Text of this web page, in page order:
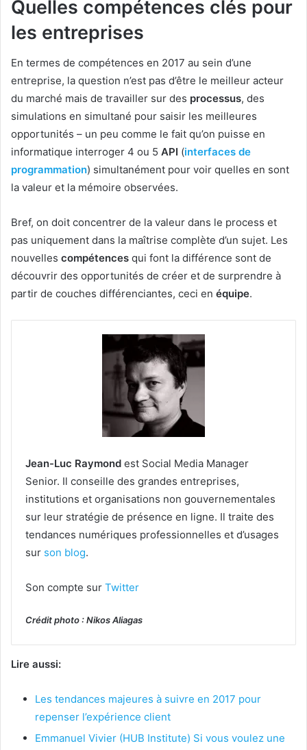
Quelles compétences clés pour
les entreprises
En termes de compétences en 2017 au sein d’une
entreprise, la question n’est pas d’être le meilleur acteur
du marché mais de travailler sur des processus, des
simulations en simultané pour saisir les meilleures
opportunités – un peu comme le fait qu’on puisse en
informatique interroger 4 ou 5 API (interfaces de
programmation) simultanément pour voir quelles en sont
la valeur et la mémoire observées.
Bref, on doit concentrer de la valeur dans le process et
pas uniquement dans la maîtrise complète d’un sujet. Les
nouvelles compétences qui font la différence sont de
découvrir des opportunités de créer et de surprendre à
partir de couches différenciantes, ceci en équipe.
Jean-Luc Raymond est Social Media Manager
Senior. Il conseille des grandes entreprises,
institutions et organisations non gouvernementales
sur leur stratégie de présence en ligne. Il traite des
tendances numériques professionnelles et d’usages
sur son blog.
Son compte sur Twitter
Crédit photo : Nikos Aliagas
Lire aussi:
Les tendances majeures à suivre en 2017 pour
repenser l’expérience client
Emmanuel Vivier (HUB Institute) Si vous voulez une